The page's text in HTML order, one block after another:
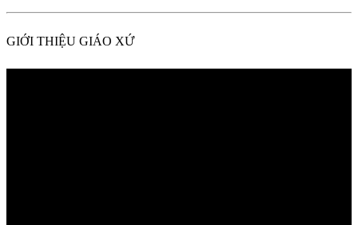
GIỚI THIỆU GIÁO XỨ